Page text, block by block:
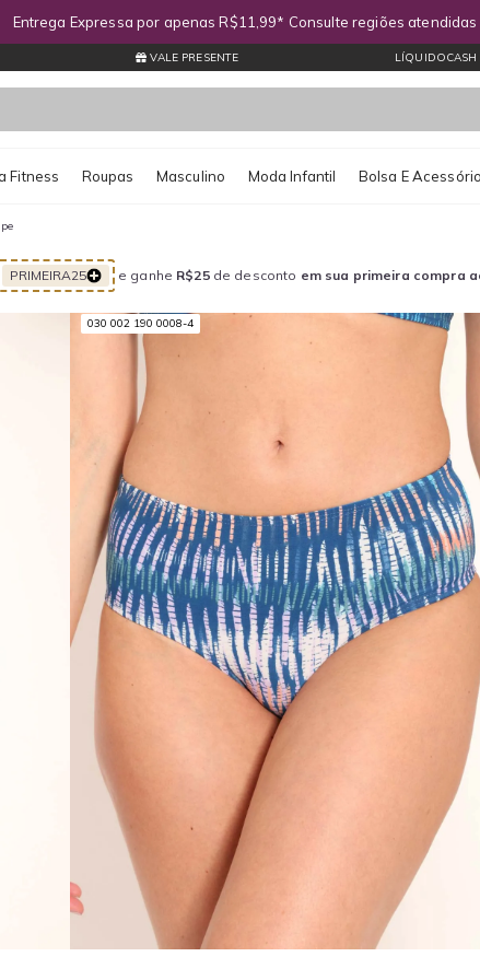
Entrega Expressa por apenas R$11,99* Consulte regiões atendidas
VALE PRESENTE LÍQUIDOCASH
Bolsa E
Masculino Moda Infantil
Roupas
Fitness
PRIMEIRA25 e ganhe R$25de desconto em sua primeira compra
030 002 190 0008-4